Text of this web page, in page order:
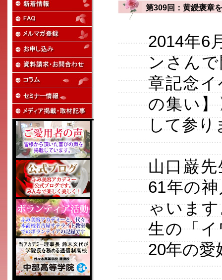
第309回：黄綬褒章
2014年6
ンさん
章記念
の集い
して参り
山口巌
61年の
ゃいま
生の「
20年の愛